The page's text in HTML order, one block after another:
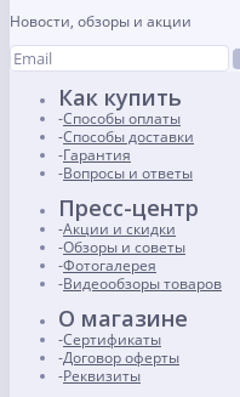
Новости, обзоры и акции
Как купить
Способы оплаты
Способы доставки
Гарантия
Вопросы и ответы
Пресс-центр
Акции и скидки
Обзоры и советы
Фотогалерея
Видеообзоры товаров
О магазине
Сертификаты
Договор оферты
Реквизиты